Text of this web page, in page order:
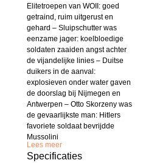
Elitetroepen van WOII: goed
getraind, ruim uitgerust en
gehard – Sluipschutter was
eenzame jager: koelbloedige
soldaten zaaiden angst achter
de vijandelijke linies – Duitse
duikers in de aanval:
explosieven onder water gaven
de doorslag bij Nijmegen en
Antwerpen – Otto Skorzeny was
de gevaarlijkste man: Hitlers
favoriete soldaat bevrijdde
Mussolini
Lees meer
Specificaties